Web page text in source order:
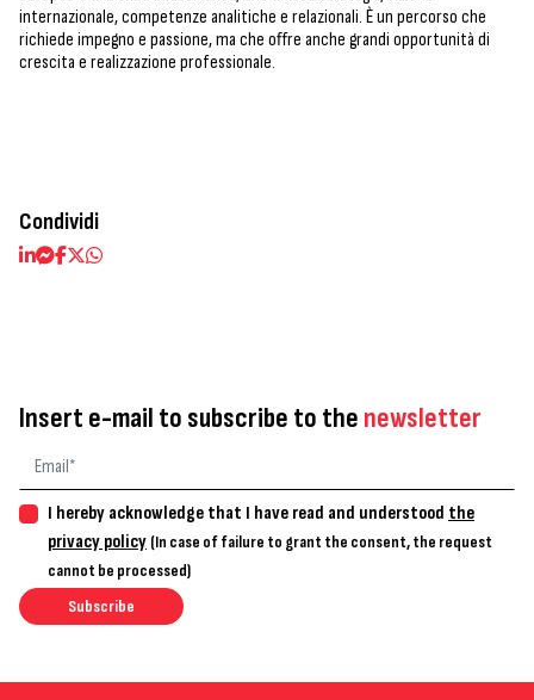
internazionale, competenze analitiche e relazionali. È un percorso che
richiede impegno e passione, ma che offre anche grandi opportunità di
crescita e realizzazione professionale.
Condividi
Insert e-mail to subscribe to the newsletter
I hereby acknowledge that I have read and understood the
privacy policy (In case of failure to grant the consent, the request
cannot be processed)
Subscribe